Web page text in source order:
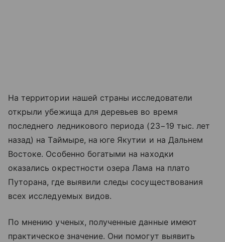
На территории нашей страны исследователи
открыли убежища для деревьев во время
последнего ледникового периода (23−19 тыс. лет
назад) на Таймыре, на юге Якутии и на Дальнем
Востоке. Особенно богатыми на находки
оказались окрестности озера Лама на плато
Путорана, где выявили следы сосуществования
всех исследуемых видов.
По мнению ученых, полученные данные имеют
практическое значение. Они помогут выявить